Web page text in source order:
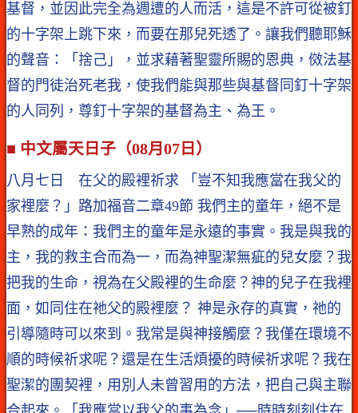
基督，並因此完全為週遭的人而活，這是不許可從被釘
的十字架上跳下來，而要在那兒死透了。讓我們聽耶穌
的聲音：「捨己」，並求藉著聖靈所賜的恩典，傚法基
督的門徒治死老我，使我們能與那些與基督同釘十字架
的人同列，尊釘十字架的基督為主、為王。
■ 中文屬天日子（08月07日）
八月七日 在父的殿裡祈求 「豈不知我應當在我父的
家裡麼？」路加福音二章49節 我們主的童年，絕不是
早熟的成年：我們主的童年是永遠的事實。我是與我的
主，我的救主合而為一，而為神聖潔無疵的兒女麼？我
把我的生命，視為在父殿裡的生命麼？神的兒子在我裡
面，如同住在祂父的殿裡麼？ 神是永存的真實，祂的
引導隨時可以來到。我常是與神接觸麼？我僅在環境不
順的時候祈求呢？還是在生活煩擾的時候祈求呢？我在
聖潔的團契裡，用別人未曾習用的方法，把自己與主聯